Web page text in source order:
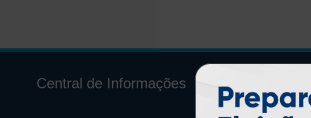
Central de Informações